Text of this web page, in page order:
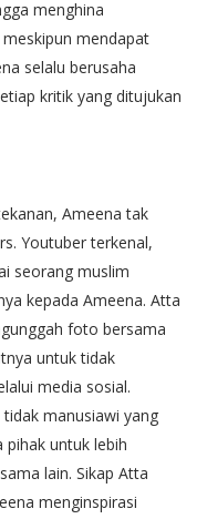
menghina
mendapat
selalu berusaha
kritik yang ditujukan
Ameena tak
Youtuber terkenal,
seorang muslim
kepada Ameena. Atta
foto bersama
untuk tidak
media sosial.
manusiawi yang
untuk lebih
lain. Sikap Atta
menginspirasi